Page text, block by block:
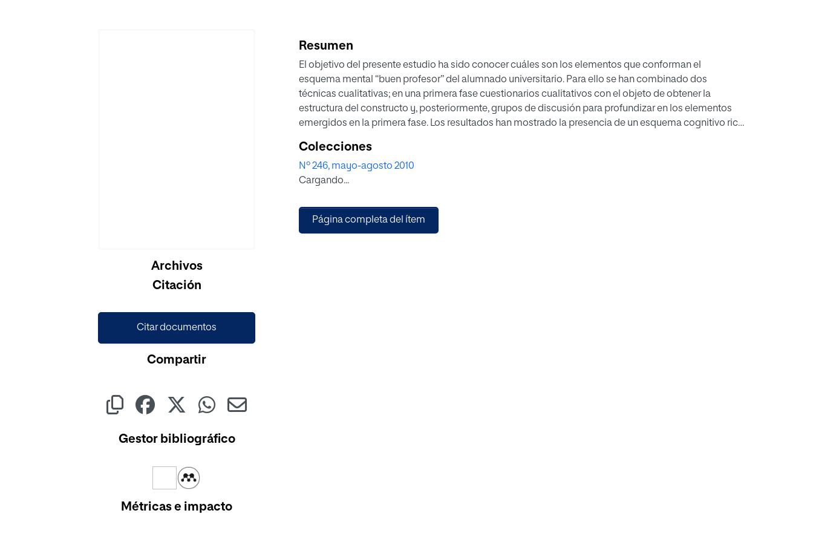
Archivos
Citación
Citar documentos
Compartir
Gestor bibliográfico
Métricas e impacto
Resumen
El objetivo del presente estudio ha sido conocer cuáles son los elementos que conforman el
esquema mental “buen profesor” del alumnado universitario. Para ello se han combinado dos
técnicas cualitativas; en una primera fase cuestionarios cualitativos con el objeto de obtener la
estructura del constructo y, posteriormente, grupos de discusión para profundizar en los elementos
emergidos en la primera fase. Los resultados han mostrado la presencia de un esquema cognitivo rico
hacer– de los aspectos más personales –saber ser–. La explicación clara y ordenada junto con el
dominio de la materia, la capacidad para motivar, el entusiasmo, la humildad y el respeto hacia el
alumnado han sido los elementos que con mayor frecuencia aparecen en las declaraciones. Otros
que ante la idea de “calidad docente”, y el efecto que produce el método de investigación sobre la
cantidad de información obtenida en cada dimensión docente.
Colecciones
Nº 246, mayo-agosto 2010
Cargando...
Página completa del ítem